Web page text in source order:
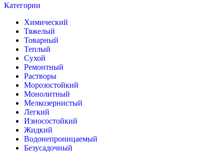
Категории
Химический
Тяжелый
Товарный
Теплый
Сухой
Ремонтный
Растворы
Морозостойкий
Монолитный
Мелкозернистый
Легкий
Износостойкий
Жидкий
Водонепроницаемый
Безусадочный